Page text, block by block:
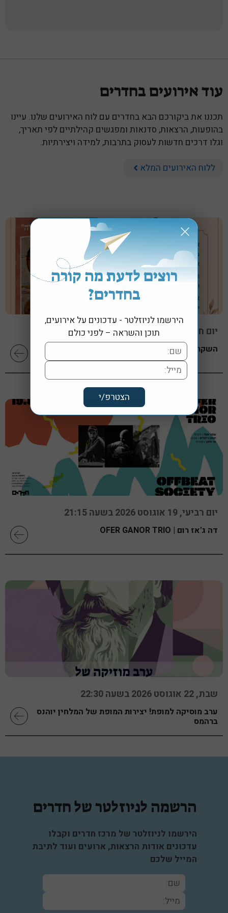
עוד אירועים בחדרים
תכננו את ביקורכם הבא בחדרים עם לוח האירועים שלנו. עיינו
בהופעות, הרצאות, סדנאות ומפגשים קהילתיים לפי תאריך,
וגלו דרכים חדשות לעסוק בתרבות, למידה ויצירתיות.
ללוח האירועים המלא
יום חמישי, 13 אוגוסט 2026 בשעה 19:30
השקת הספר "לב בארץ אסורה" מאת עליזה חדד
יום רביעי, 19 אוגוסט 2026 בשעה 21:15
דה ג'אז רום | OFER GANOR TRIO
שבת, 22 אוגוסט 2026 בשעה 22:30
ערב מוסיקה למופת! יצירות המופת של המלחין יוהנס
ברהמס
הרשמה לניוזלטר של חדרים
הירשמו לניוזלטר של מרכז חדרים וקבלו
עדכונים אודות הרצאות, ארועים ועוד לתיבת
המייל שלכם
רוצים לדעת מה קורה
בחדרים?
הירשמו לניוזלטר - עדכונים על אירועים,
תוכן והשראה – לפני כולם